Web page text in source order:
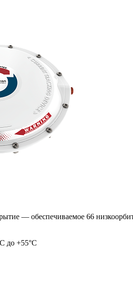
— обеспечиваемое 66
до +55°C